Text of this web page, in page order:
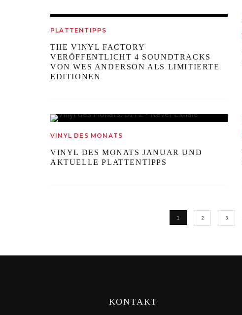
PLATTENTIPPS
THE VINYL FACTORY
VERÖFFENTLICHT 4 SOUNDTRACKS
VON WES ANDERSON ALS LIMITIERTE
EDITIONEN
VINYL DES MONATS
VINYL DES MONATS JANUAR UND
AKTUELLE PLATTENTIPPS
1 2 3
KONTAKT